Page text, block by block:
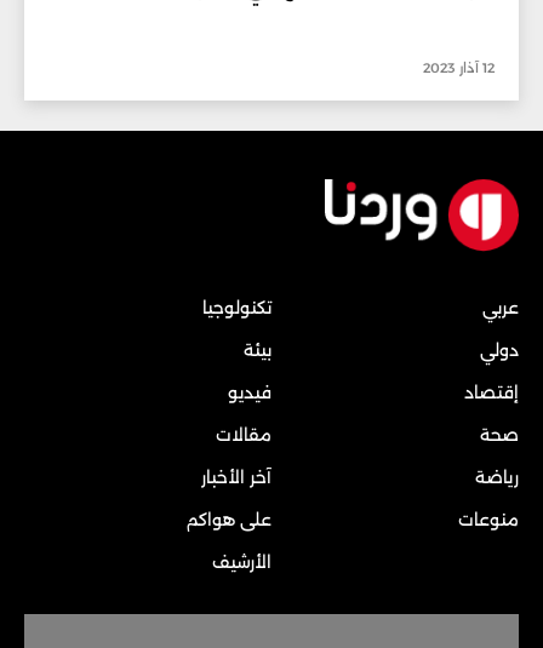
12 آذار 2023
عربي
دولي
إقتصاد
صحة
رياضة
منوعات
تكنولوجيا
بيئة
فيديو
مقالات
آخر الأخبار
على هواكم
الأرشيف